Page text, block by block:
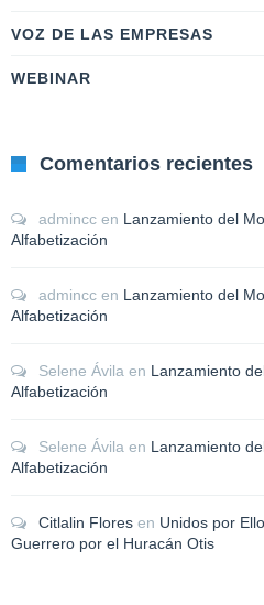
VOZ DE LAS EMPRESAS
WEBINAR
Comentarios recientes
admincc en Lanzamiento del
Alfabetización
admincc en Lanzamiento del
Alfabetización
Selene Ávila en Lanzamiento
Alfabetización
Selene Ávila en Lanzamiento
Alfabetización
Citlalin Flores en Unidos por
Guerrero por el Huracán Otis